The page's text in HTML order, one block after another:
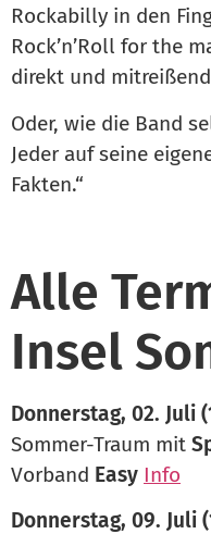
Rockabilly in den
Rock’n’Roll for the
direkt und
Oder, wie die Band
Jeder auf seine
Fakten.“
Alle
Insel
Donnerstag, 02. Juli
Sommer-Traum mit
Vorband Easy Info
Donnerstag, 09. Juli